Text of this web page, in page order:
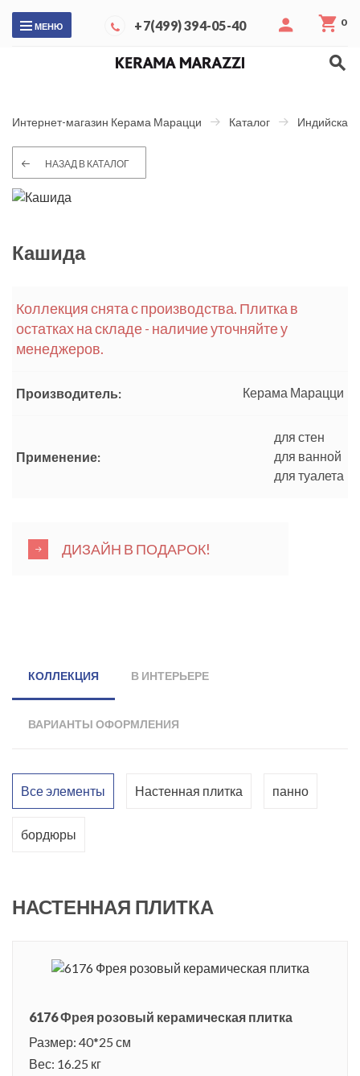
МЕНЮ +7(499) 394-05-40 0
Интернет-магазин Керама Марацци Каталог Индийская
НАЗАД В КАТАЛОГ
Кашида
Коллекция снята с производства. Плитка в
остатках на складе - наличие уточняйте у
менеджеров.
Производитель: Керама Марацци
Применение:
для стен
для ванной
для туалета
ДИЗАЙН В ПОДАРОК!
КОЛЛЕКЦИЯ В ИНТЕРЬЕРЕ
ВАРИАНТЫ ОФОРМЛЕНИЯ
Все элементы Настенная плитка панно
бордюры
НАСТЕННАЯ ПЛИТКА
6176 Фрея розовый керамическая плитка
Размер: 40*25 см
Вес: 16.25 кг